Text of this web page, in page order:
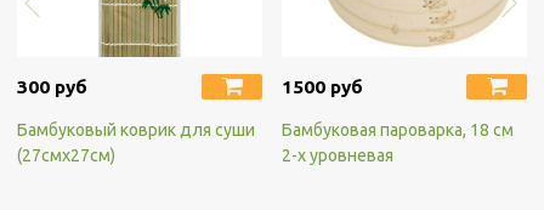
300 руб
Бамбуковый коврик для суши
(27смх27см)
1500 руб
Бамбуковая пароварка, 18 см
2-х уровневая